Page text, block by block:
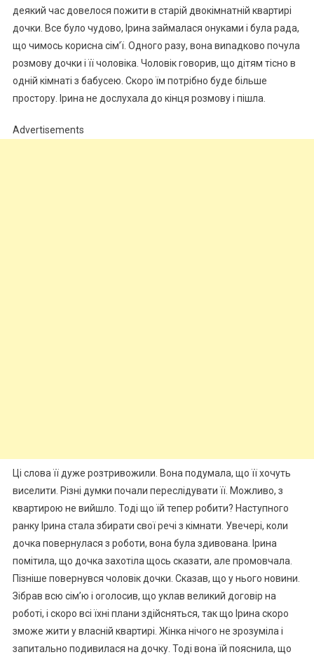
деякий час довелося пожити в старій двокімнатній квартирі
дочки. Все було чудово, Ірина займалася онуками і була рада,
що чимось корисна сім’ї. Одного разу, вона виnадково почула
розмову дочки і її чоловіка. Чоловік говорив, що дітям тісно в
одній кімнаті з бабусею. Скоро їм потрібно буде більше
простору. Ірина не дослухала до кінця розмову і пішла.
Advertisements
Ці слова її дуже розтривожили. Вона подумала, що її хочуть
виселити. Різні думки почали переслідувати її. Можливо, з
квартирою не вийшло. Тоді що їй тепер робити? Наступного
ранку Ірина стала збирати свої речі з кімнати. Увечері, коли
дочка повернулася з роботи, вона була здивована. Ірина
помітила, що дочка захотіла щось сказати, але промовчала.
Пізніше повернувся чоловік дочки. Сказав, що у нього новини.
Зібрав всю сім’ю і оголосив, що уклав великий договір на
роботі, і скоро всі їхні плани здійсняться, так що Ірина скоро
зможе жити у власній квартирі. Жінка нічого не зрозуміла і
запитально подивилася на дочку. Тоді вона їй пояснила, що